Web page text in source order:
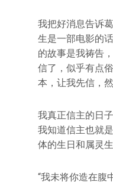
我把好消息告诉
生是一部电影的
的故事是我祷告
信了，似乎有点
本，让我先信，
我真正信主的日
我知道信主也就
体的生日和属灵
“我未将你造在腹